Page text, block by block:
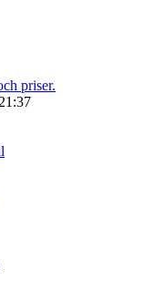
priser.